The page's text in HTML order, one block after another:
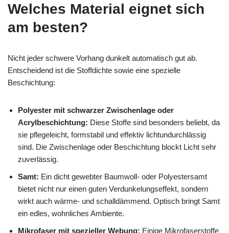
Welches Material eignet sich
am besten?
Nicht jeder schwere Vorhang dunkelt automatisch gut ab.
Entscheidend ist die Stoffdichte sowie eine spezielle
Beschichtung:
Polyester mit schwarzer Zwischenlage oder
Acrylbeschichtung: Diese Stoffe sind besonders beliebt, da
sie pflegeleicht, formstabil und effektiv lichtundurchlässig
sind. Die Zwischenlage oder Beschichtung blockt Licht sehr
zuverlässig.
Samt: Ein dicht gewebter Baumwoll- oder Polyestersamt
bietet nicht nur einen guten Verdunkelungseffekt, sondern
wirkt auch wärme- und schalldämmend. Optisch bringt Samt
ein edles, wohnliches Ambiente.
Mikrofaser mit spezieller Webung: Einige Mikrofaserstoffe